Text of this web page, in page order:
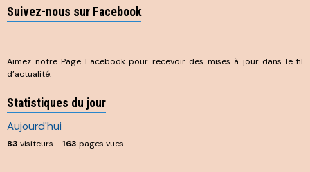
Suivez-nous sur Facebook
Aimez notre Page Facebook pour recevoir des mises à jour dans le fil
d’actualité.
Statistiques du jour
Aujourd'hui
83 visiteurs - 163 pages vues